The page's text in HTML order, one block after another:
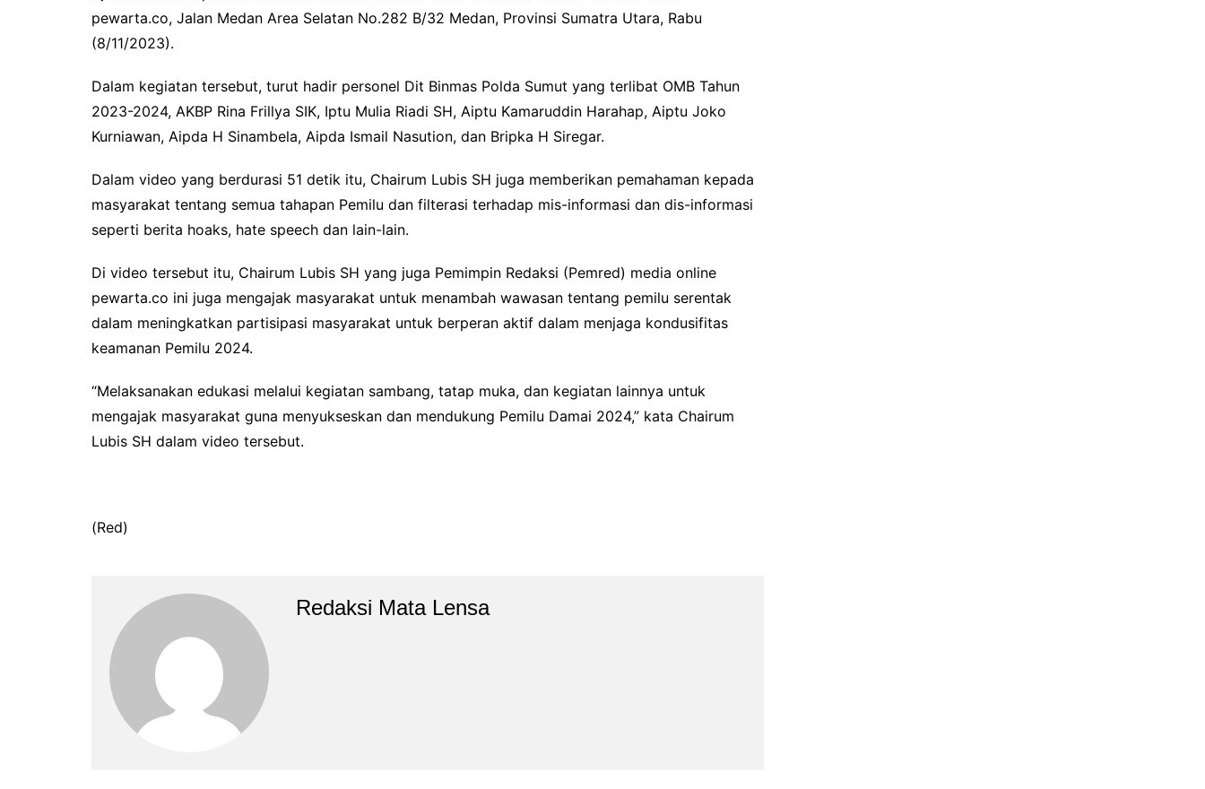
k
p
pewarta.co, Jalan Medan Area Selatan No.282 B/32 Medan, Provinsi Sumatra Utara, Rabu
(8/11/2023).
Dalam kegiatan tersebut, turut hadir personel Dit Binmas Polda Sumut yang terlibat OMB Tahun
2023-2024, AKBP Rina Frillya SIK, Iptu Mulia Riadi SH, Aiptu Kamaruddin Harahap, Aiptu Joko
Kurniawan, Aipda H Sinambela, Aipda Ismail Nasution, dan Bripka H Siregar.
Dalam video yang berdurasi 51 detik itu, Chairum Lubis SH juga memberikan pemahaman kepada
masyarakat tentang semua tahapan Pemilu dan filterasi terhadap mis-informasi dan dis-informasi
seperti berita hoaks, hate speech dan lain-lain.
Di video tersebut itu, Chairum Lubis SH yang juga Pemimpin Redaksi (Pemred) media online
pewarta.co ini juga mengajak masyarakat untuk menambah wawasan tentang pemilu serentak
dalam meningkatkan partisipasi masyarakat untuk berperan aktif dalam menjaga kondusifitas
keamanan Pemilu 2024.
“Melaksanakan edukasi melalui kegiatan sambang, tatap muka, dan kegiatan lainnya untuk
mengajak masyarakat guna menyukseskan dan mendukung Pemilu Damai 2024,” kata Chairum
Lubis SH dalam video tersebut.
(Red)
Redaksi Mata Lensa